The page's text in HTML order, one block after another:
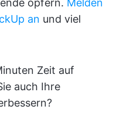
opfern. Melden
an und viel
Zeit auf
auch Ihre